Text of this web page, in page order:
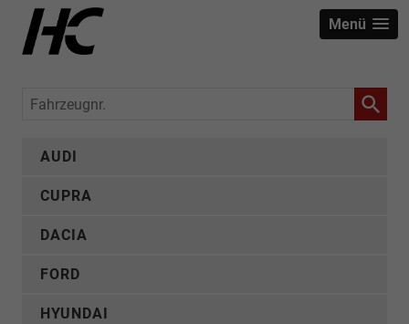
Menü
Fahrzeugnr.
AUDI
CUPRA
DACIA
FORD
HYUNDAI